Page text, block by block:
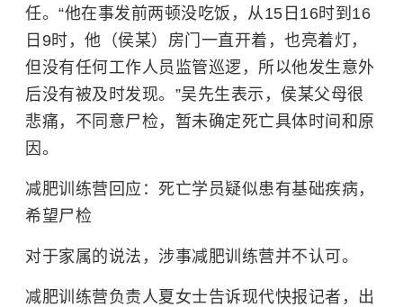
任。“他在事发前两顿没吃饭，从15日16时到16
日9时，他（侯某）房门一直开着，也亮着灯，
但没有任何工作人员监管巡逻，所以他发生意外
后没有被及时发现。”吴先生表示，侯某父母很
悲痛，不同意尸检，暂未确定死亡具体时间和原
因。
减肥训练营回应：死亡学员疑似患有基础疾病，
希望尸检
对于家属的说法，涉事减肥训练营并不认可。
减肥训练营负责人夏女士告诉现代快报记者，出